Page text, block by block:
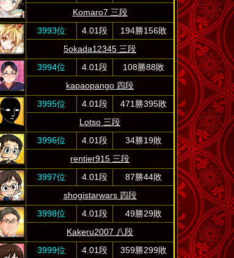
Komaro7 三段
3993位
4.01段
194勝156敗
5okada12345 三段
3994位
4.01段
108勝88敗
kapaopango 四段
3995位
4.01段
471勝395敗
Lotso 三段
3996位
4.01段
34勝19敗
rentier915 三段
3997位
4.01段
87勝44敗
shogistarwars 四段
3998位
4.01段
49勝29敗
Kakeru2007 八段
3999位
4.01段
359勝299敗